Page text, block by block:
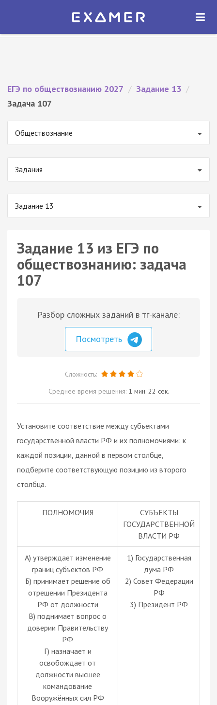
Экзамер — ЕГЭ 2027
ОТКРЫТЬ
ЕГЭ по обществознанию 2027 / Задание 13 /
Задача 107
Обществознание
Задания
Задание 13
Задание 13 из ЕГЭ по
обществознанию: задача
107
Разбор сложных заданий в тг-канале:
Посмотреть
Сложность:
Среднее время решения: 1 мин. 22 сек.
Установите соответствие между субъектами
государственной власти РФ и их полномочиями: к
каждой позиции, данной в первом столбце,
подберите соответствующую позицию из второго
столбца.
ПОЛНОМОЧИЯ
СУБЪЕКТЫ
ГОСУДАРСТВЕННОЙ
ВЛАСТИ РФ
А) утверждает изменение
границ субъектов РФ
Б) принимает решение об
отрешении Президента
РФ от должности
В) поднимает вопрос о
доверии Правительству
РФ
Г) назначает и
освобождает от
должности высшее
командование
Вооружённых сил РФ
1) Государственная
дума РФ
2) Совет Федерации
РФ
3) Президент РФ